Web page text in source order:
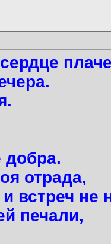
добра.
отрада,
встреч не
печали,